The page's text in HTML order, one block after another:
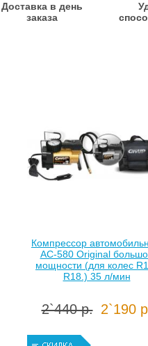
Доставка в день
заказа
Компрессор
AС-580 Original
мощности (для колес
R18.) 35 л/мин
2`440 р. 2`190